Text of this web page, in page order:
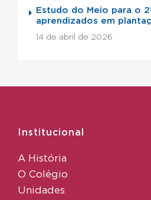
Estudo do Meio para o
aprendizados em
14 de abril de 2026
Institucional
A História
O Colégio
Unidades